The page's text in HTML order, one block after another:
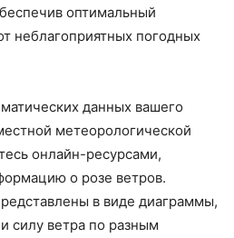
оптимальный
неблагоприятных погодных
данных вашего
метеорологической
онлайн-ресурсами,
о розе ветров.
в виде диаграммы,
силу ветра по разным